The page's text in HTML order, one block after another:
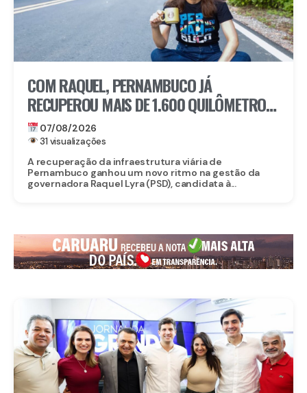
COM RAQUEL, PERNAMBUCO JÁ
RECUPEROU MAIS DE 1.600 QUILÔMETROS
DE ESTRADAS
07/08/2026
31 visualizações
A recuperação da infraestrutura viária de
Pernambuco ganhou um novo ritmo na gestão da
governadora Raquel Lyra (PSD), candidata à...